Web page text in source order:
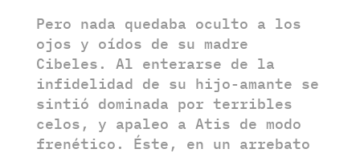
Pero nada quedaba oculto a los
ojos y oídos de su madre
Cibeles. Al enterarse de la
infidelidad de su hijo-amante se
sintió dominada por terribles
celos, y apaleo a Atis de modo
frenético. Éste, en un arrebato